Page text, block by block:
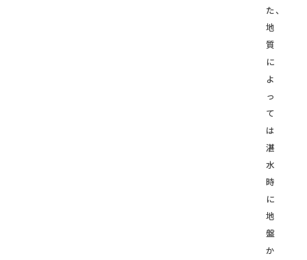
た、
地
質
に
よ
っ
て
は
湛
水
時
に
地
盤
か